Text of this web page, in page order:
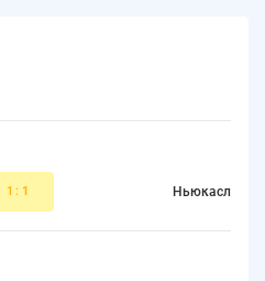
1: 1 Ньюкасл